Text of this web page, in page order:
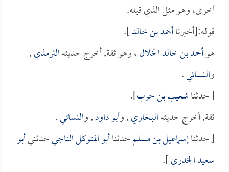
أخرى، وهو مثل الذي قبله.
قوله:[أخبرناأحمد بن خالد].
هوأحمد بن خالد الخلال، وهو ثقة, أخرج حديثهالترمذي,
والنسائي.
[ حدثناشعيب بن حرب].
ثقة, أخرج حديثهالبخاري, وأبو داود, والنسائي.
[ حدثناإسماعيل بن مسلمحدثناأبو المتوكل الناجيحدثنيأبو
سعيد الخدري].